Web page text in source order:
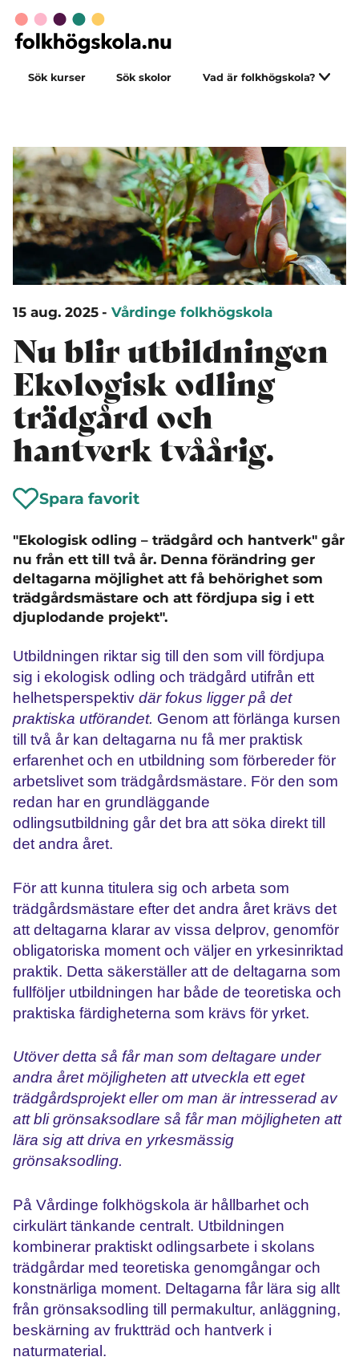
Sök kurser Sök skolor Vad är folkhögskola?
15 aug. 2025 - Vårdinge folkhögskola
Nu blir utbildningen
Ekologisk odling
trädgård och
hantverk tvåårig.
Spara favorit
"Ekologisk odling – trädgård och hantverk" går
nu från ett till två år. Denna förändring ger
deltagarna möjlighet att få behörighet som
trädgårdsmästare och att fördjupa sig i ett
djuplodande projekt".
Utbildningen riktar sig till den som vill fördjupa
sig i ekologisk odling och trädgård utifrån ett
helhetsperspektiv där fokus ligger på det
praktiska utförandet. Genom att förlänga kursen
till två år kan deltagarna nu få mer praktisk
erfarenhet och en utbildning som förbereder för
arbetslivet som trädgårdsmästare. För den som
redan har en grundläggande
odlingsutbildning går det bra att söka direkt till
det andra året.
För att kunna titulera sig och arbeta som
trädgårdsmästare efter det andra året krävs det
att deltagarna klarar av vissa delprov, genomför
obligatoriska moment och väljer en yrkesinriktad
praktik. Detta säkerställer att de deltagarna som
fullföljer utbildningen har både de teoretiska och
praktiska färdigheterna som krävs för yrket.
Utöver detta så får man som deltagare under
andra året möjligheten att utveckla ett eget
trädgårdsprojekt eller om man är intresserad av
att bli grönsaksodlare så får man möjligheten att
lära sig att driva en yrkesmässig
grönsaksodling.
På Vårdinge folkhögskola är hållbarhet och
cirkulärt tänkande centralt. Utbildningen
kombinerar praktiskt odlingsarbete i skolans
trädgårdar med teoretiska genomgångar och
konstnärliga moment. Deltagarna får lära sig allt
från grönsaksodling till permakultur, anläggning,
beskärning av fruktträd och hantverk i
naturmaterial.